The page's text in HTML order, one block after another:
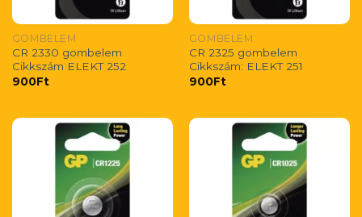
GOMBELEM
CR 2330 gombelem
Cikkszám ELEKT 252
900Ft
GOMBELEM
CR 2325 gombelem
Cikkszám: ELEKT 251
900Ft